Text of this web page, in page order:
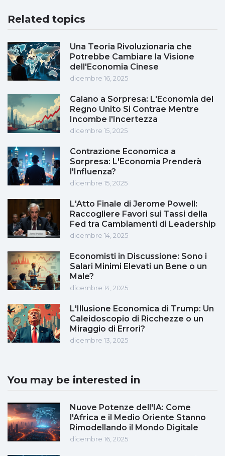
Related topics
Una Teoria Rivoluzionaria che
Potrebbe Cambiare la Visione
dell'Economia Cinese
dicembre 16, 2025
Calano a Sorpresa: L'Economia del
Regno Unito Si Contrae Mentre
Incombe l'Incertezza
dicembre 15, 2025
Contrazione Economica a
Sorpresa: L'Economia Prenderà
l'Influenza?
dicembre 15, 2025
L'Atto Finale di Jerome Powell:
Raccogliere Favori sui Tassi della
Fed tra Cambiamenti di Leadership
dicembre 14, 2025
Economisti in Discussione: Sono i
Salari Minimi Elevati un Bene o un
Male?
dicembre 14, 2025
L'Illusione Economica di Trump: Un
Caleidoscopio di Ricchezze o un
Miraggio di Errori?
dicembre 13, 2025
You may be interested in
Nuove Potenze dell'IA: Come
l'Africa e il Medio Oriente Stanno
Rimodellando il Mondo Digitale
dicembre 16, 2025